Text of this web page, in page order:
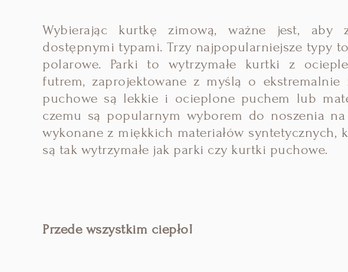
Wybierając kurtkę zimową, ważne jest,
dostępnymi typami. Trzy najpopularniejsze typy
polarowe. Parki to wytrzymałe kurtki z
futrem, zaprojektowane z myślą o
puchowe są lekkie i ocieplone puchem lub
czemu są popularnym wyborem do noszenia
wykonane z miękkich materiałów syntetycznych,
są tak wytrzymałe jak parki czy kurtki puchowe.
Przede wszystkim ciepło!